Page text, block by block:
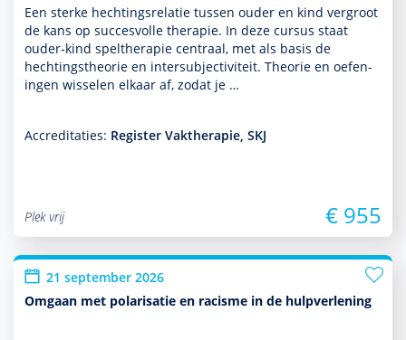
Een sterke hechtingsrelatie tussen ouder en kind vergroot
de kans op succesvolle thera­pie. In deze cursus staat
ouder-kind spelthera­pie centraal, met als basis de
hechtingstheorie en intersubjectiviteit. Theorie en oefen­
ingen wisselen elkaar af, zodat je …
Accreditaties: Register Vaktherapie, SKJ
Plek vrij € 955
21 september 2026
Omgaan met polarisatie en racisme in de hulpverlening